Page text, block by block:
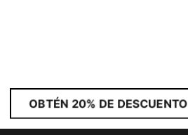
OBTÉN 20% DE DESCUENTO